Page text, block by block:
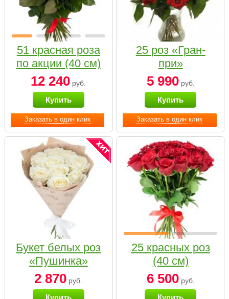
Заказать в один клик
51 красная роза
по акции (40 см)
12 240 руб.
Купить
Заказать в один клик
25 роз «Гран-
при»
5 990руб.
Купить
Букет белых роз
«Пушинка»
2 870 руб.
25 красных роз
(40 см)
6 500руб.